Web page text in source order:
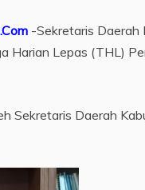
-Sekretaris Daerah
Harian Lepas (THL)
Sekretaris Daerah